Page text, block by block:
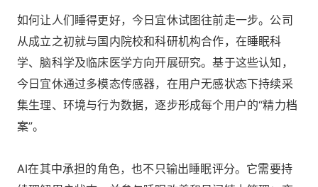
如何让人们睡得更好，今日宜休试图往前走一步。公司
从成立之初就与国内院校和科研机构合作，在睡眠科
学、脑科学及临床医学方向开展研究。基于这些认知，
今日宜休通过多模态传感器，在用户无感状态下持续采
集生理、环境与行为数据，逐步形成每个用户的“精力档
案”。
AI在其中承担的角色，也不只输出睡眠评分。它需要持